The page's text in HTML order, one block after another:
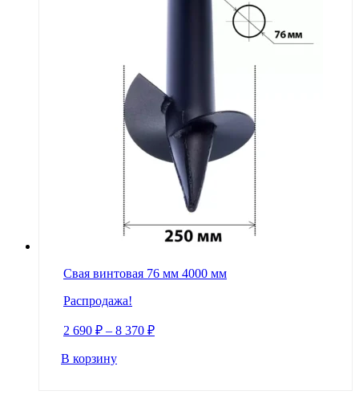
Свая винтовая 76 мм 4000 мм
Распродажа!
2 690 ₽ – 8 370 ₽
В корзину